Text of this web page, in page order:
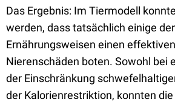
Das Ergebnis: Im Tiermodell
werden, dass tatsächlich einige der
Ernährungsweisen einen
Nierenschäden boten. Sowohl bei
der Einschränkung
der Kalorienrestriktion, konnten